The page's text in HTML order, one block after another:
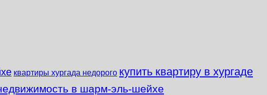
квартиры хургада недорого купить квартиру в хургаде
в шарм-эль-шейхе